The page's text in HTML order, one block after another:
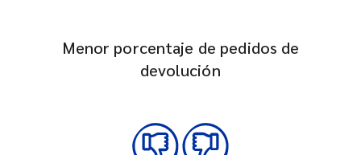
Menor porcentaje de pedidos de
devolución